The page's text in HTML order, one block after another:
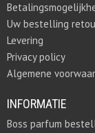
Uw bestelling
Levering
Privacy policy
Algemene
INFORMATIE
Boss parfum